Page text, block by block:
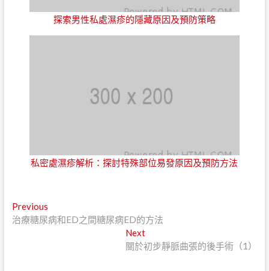
探索男性私處濕疹的隱藏原因及預防策略
私密處濕疹解析：探討特殊部位易發原因及預防方法
文
章
PreviousPrevious
post:
治療糖尿病和ED之間糖尿病ED的方法
NextNext
post:
關於初步靜脈曲張的後手術（1）